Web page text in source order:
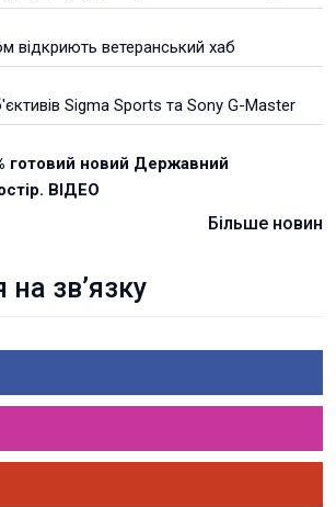
відкриють ветеранський хаб
Sigma Sports та Sony G-Master
готовий новий Державний
ВІДЕО
Більше новин
зв’язку